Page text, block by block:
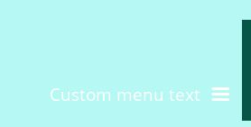
Custom menu text